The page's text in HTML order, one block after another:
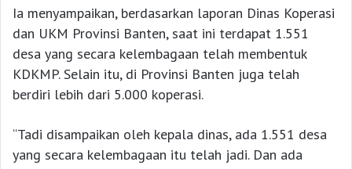
Ia menyampaikan, berdasarkan laporan Dinas Koperasi
dan UKM Provinsi Banten, saat ini terdapat 1.551
desa yang secara kelembagaan telah membentuk
KDKMP. Selain itu, di Provinsi Banten juga telah
berdiri lebih dari 5.000 koperasi.
“Tadi disampaikan oleh kepala dinas, ada 1.551 desa
yang secara kelembagaan itu telah jadi. Dan ada